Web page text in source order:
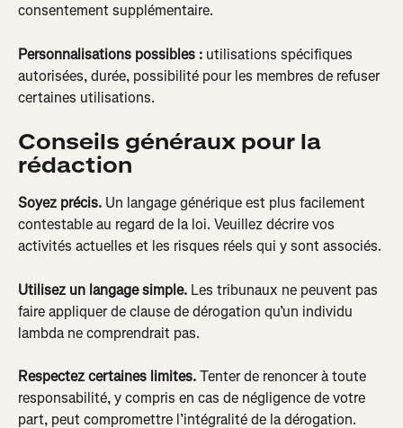
consentement supplémentaire.
Personnalisations possibles : utilisations spécifiques
autorisées, durée, possibilité pour les membres de refuser
certaines utilisations.
Conseils généraux pour la
rédaction
Soyez précis. Un langage générique est plus facilement
contestable au regard de la loi. Veuillez décrire vos
activités actuelles et les risques réels qui y sont associés.
Utilisez un langage simple. Les tribunaux ne peuvent pas
faire appliquer de clause de dérogation qu’un individu
lambda ne comprendrait pas.
Respectez certaines limites. Tenter de renoncer à toute
responsabilité, y compris en cas de négligence de votre
part, peut compromettre l’intégralité de la dérogation.